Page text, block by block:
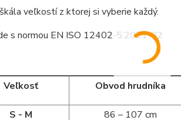
veľkostí z ktorej si vyberie každý.
s normou EN ISO 12402-5:2021-02
Veľkosť Obvod hrudníka
S - M 86 – 107 cm